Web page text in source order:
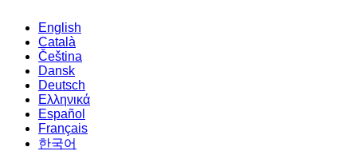
English
Català
Čeština
Dansk
Deutsch
Ελληνικά
Español
Français
한국어